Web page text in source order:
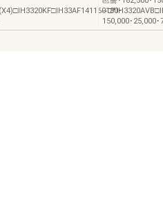
･
150,000･25,000